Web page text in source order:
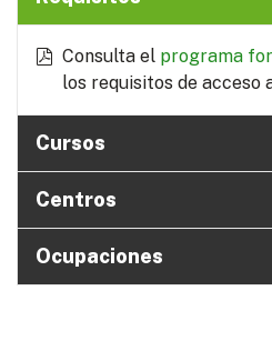
Consulta el programa
los requisitos de acceso
Cursos
Centros
Ocupaciones